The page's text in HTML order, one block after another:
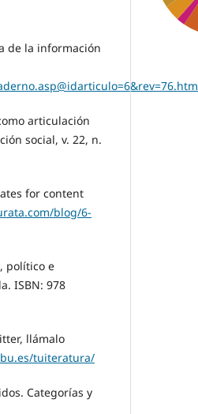
de la información
articulación
social, v. 22, n.
for content
blog/6-
polí­tico e
ISBN: 978
llámalo
tuiteratura/
Categorí­as y